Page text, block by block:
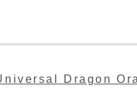
Dragon